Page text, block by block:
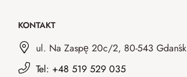
KONTAKT
ul. Na Zaspę 20c/2, 80-543 Gdańsk
Tel: +48 519 529 035